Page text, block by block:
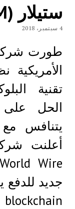
ستيلار (XLM)
4 سبتمبر، 2018
جديد